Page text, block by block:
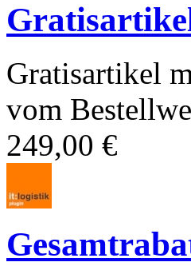
Gratisartikel
vom
249,00 €